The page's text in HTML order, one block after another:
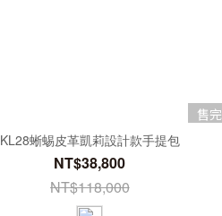
售完
KL28蜥蜴皮革凱莉設計款手提包
NT$38,800
NT$118,000